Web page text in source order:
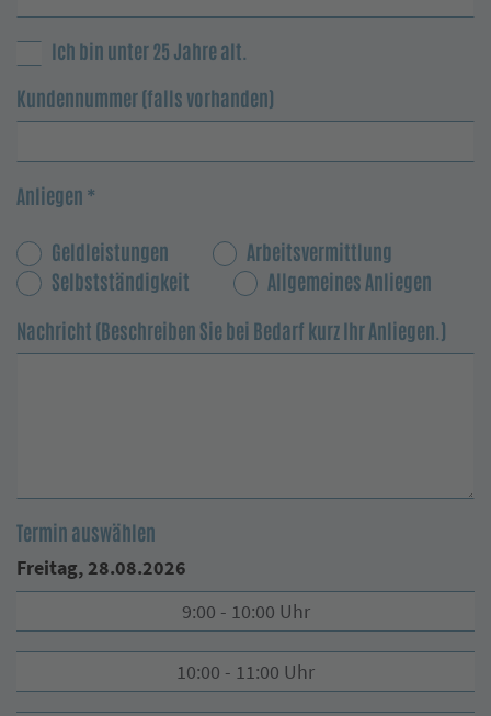
Ich bin unter 25 Jahre alt.
Kundennummer (falls vorhanden)
Anliegen *
Geldleistungen
Arbeitsvermittlung
Selbstständigkeit
Allgemeines Anliegen
Nachricht (Beschreiben Sie bei Bedarf kurz Ihr Anliegen.)
Termin auswählen
Freitag, 28.08.2026
9:00 - 10:00 Uhr
10:00 - 11:00 Uhr